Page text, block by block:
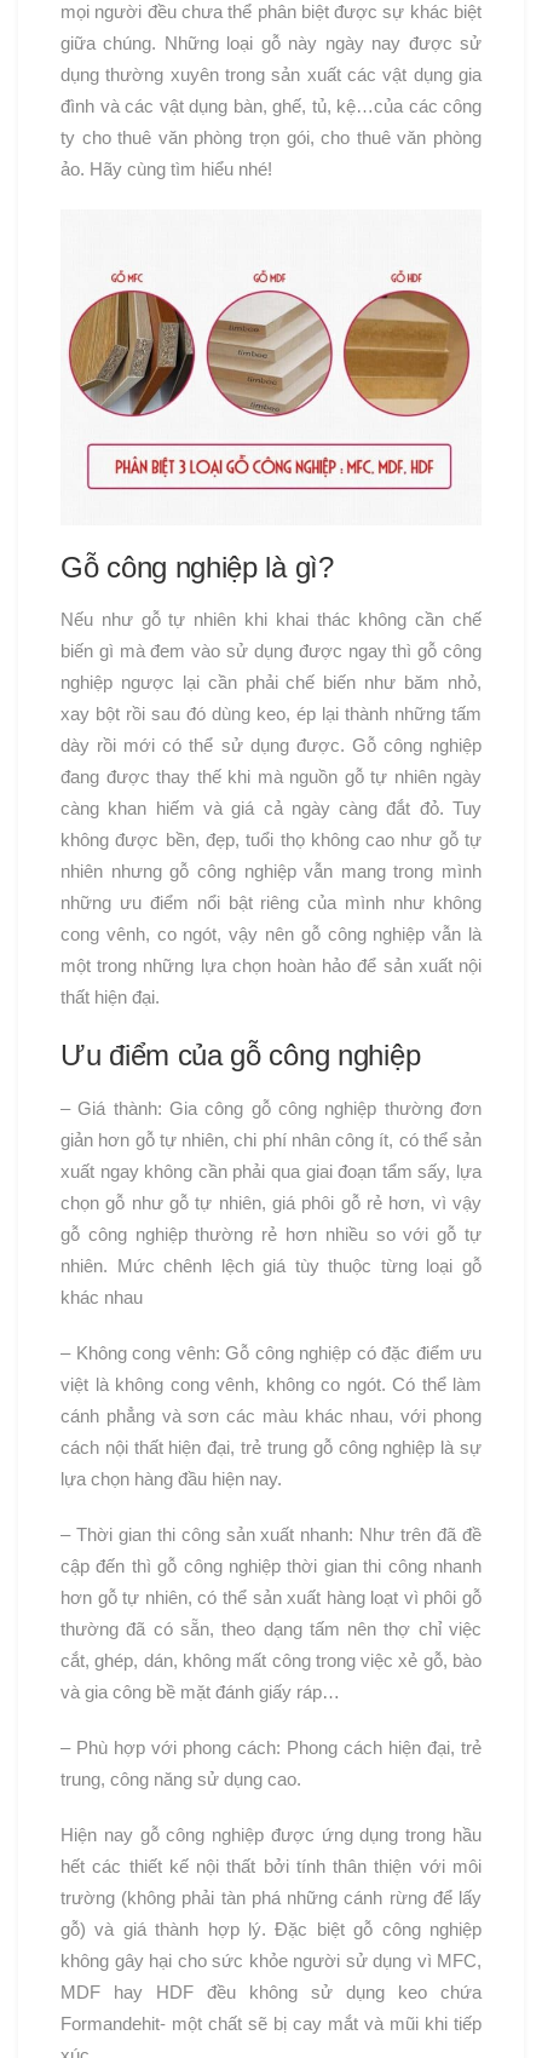
mọi người đều chưa thể phân biệt được sự khác biệt
giữa chúng. Những loại gỗ này ngày nay được sử
dụng thường xuyên trong sản xuất các vật dụng gia
đình và các vật dụng bàn, ghế, tủ, kệ…của các công
ty cho thuê văn phòng trọn gói, cho thuê văn phòng
ảo. Hãy cùng tìm hiểu nhé!
Gỗ công nghiệp là gì?
Nếu như gỗ tự nhiên khi khai thác không cần chế
biến gì mà đem vào sử dụng được ngay thì gỗ công
nghiệp ngược lại cần phải chế biến như băm nhỏ,
xay bột rồi sau đó dùng keo, ép lại thành những tấm
dày rồi mới có thể sử dụng được. Gỗ công nghiệp
đang được thay thế khi mà nguồn gỗ tự nhiên ngày
càng khan hiếm và giá cả ngày càng đắt đỏ. Tuy
không được bền, đẹp, tuổi thọ không cao như gỗ tự
nhiên nhưng gỗ công nghiệp vẫn mang trong mình
những ưu điểm nổi bật riêng của mình như không
cong vênh, co ngót, vậy nên gỗ công nghiệp vẫn là
một trong những lựa chọn hoàn hảo để sản xuất nội
thất hiện đại.
Ưu điểm của gỗ công nghiệp
– Giá thành: Gia công gỗ công nghiệp thường đơn
giản hơn gỗ tự nhiên, chi phí nhân công ít, có thể sản
xuất ngay không cần phải qua giai đoạn tẩm sấy, lựa
chọn gỗ như gỗ tự nhiên, giá phôi gỗ rẻ hơn, vì vậy
gỗ công nghiệp thường rẻ hơn nhiều so với gỗ tự
nhiên. Mức chênh lệch giá tùy thuộc từng loại gỗ
khác nhau
– Không cong vênh: Gỗ công nghiệp có đặc điểm ưu
việt là không cong vênh, không co ngót. Có thể làm
cánh phẳng và sơn các màu khác nhau, với phong
cách nội thất hiện đại, trẻ trung gỗ công nghiệp là sự
lựa chọn hàng đầu hiện nay.
– Thời gian thi công sản xuất nhanh: Như trên đã đề
cập đến thì gỗ công nghiệp thời gian thi công nhanh
hơn gỗ tự nhiên, có thể sản xuất hàng loạt vì phôi gỗ
thường đã có sẵn, theo dạng tấm nên thợ chỉ việc
cắt, ghép, dán, không mất công trong việc xẻ gỗ, bào
và gia công bề mặt đánh giấy ráp…
– Phù hợp với phong cách: Phong cách hiện đại, trẻ
trung, công năng sử dụng cao.
Hiện nay gỗ công nghiệp được ứng dụng trong hầu
hết các thiết kế nội thất bởi tính thân thiện với môi
trường (không phải tàn phá những cánh rừng để lấy
gỗ) và giá thành hợp lý. Đặc biệt gỗ công nghiệp
không gây hại cho sức khỏe người sử dụng vì MFC,
MDF hay HDF đều không sử dụng keo chứa
Formandehit- một chất sẽ bị cay mắt và mũi khi tiếp